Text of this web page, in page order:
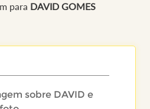
para DAVID GOMES